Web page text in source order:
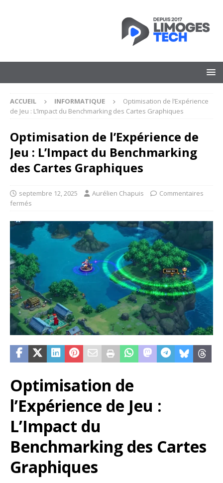
ACCUEIL INFORMATIQUE
Optimisation de l’Expérience
de Jeu : L’Impact du Benchmarking des Cartes Graphiques
Optimisation de l’Expérience de
Jeu : L’Impact du Benchmarking
des Cartes Graphiques
septembre 12, 2025 Aurélien Chapuis
Commentaires
fermés
Optimisation de
l’Expérience de Jeu :
L’Impact du
Benchmarking des Cartes
Graphiques